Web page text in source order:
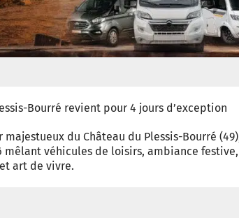
Bourré revient pour 4 jours d’exception
majestueux du Château du Plessis-Bourré
mêlant véhicules de loisirs, ambiance
art de vivre.